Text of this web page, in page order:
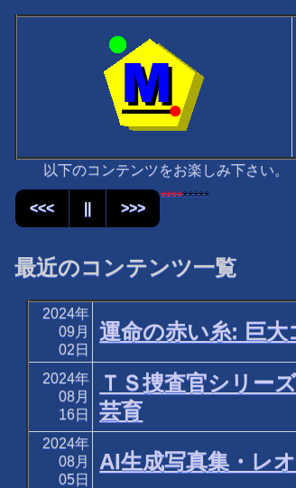
以下のコンテンツをお楽しみ下さい。
<<< || >>>
*********
最近のコンテンツ一覧
2024年
09月
02日
運命の赤い糸: 巨
2024年
08月
16日
ＴＳ捜査官シリ
芸育
2024年
08月
05日
AI生成写真集・レ